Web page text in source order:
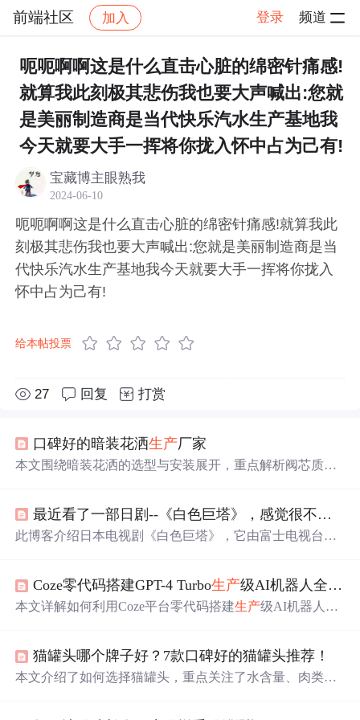
前端社区 加入 登录 频道
社区 前端社区 感慨 帖子详情
呃呃啊啊这是什么直击心脏的绵密针痛感!
就算我此刻极其悲伤我也要大声喊出:您就
是美丽制造商是当代快乐汽水生产基地我
今天就要大手一挥将你拢入怀中占为己有!
宝藏博主眼熟我
2024-06-10
呃呃啊啊这是什么直击心脏的绵密针痛感!就算我此
刻极其悲伤我也要大声喊出:您就是美丽制造商是当
代快乐汽水生产基地我今天就要大手一挥将你拢入
怀中占为己有!
给本帖投票
27 回复 打赏
口碑好的暗装花洒生产厂家
本文围绕暗装花洒的选型与安装展开，重点解析阀芯质量
蚀）三大核心参数；强调预埋精准测量、德国高斯螺纹接
口、48小时打压测试等标准化安装流程；指出ISO9001/140
技术选型与实施指南。
最近看了一部日剧--《白色巨塔》，感觉很不错，推荐给大家！
此博客介绍日本电视剧《白色巨塔》，它由富士电视台历
阐述生命尊严。此外，共演阵容豪华，制作团队专业，将
该剧推上日剧高峰。
Coze零代码搭建GPT-4 Turbo生产级AI机器人全指南
本文详解如何利用Coze平台零代码搭建生产级AI机器人，
问题排查。核心依托Coze官方对接的GPT-4 Turbo API（12
8K上下文、JSON输出），通过知识库+数据库协同实现品
猫罐头哪个牌子好？7款口碑好的猫罐头推荐！
本文介绍了如何选择猫罐头，重点关注了水含量、肉类类